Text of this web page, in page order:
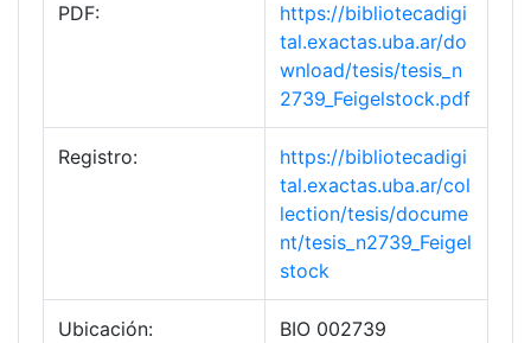
PDF:
https://bibliotecadigi
tal.exactas.uba.ar/do
wnload/tesis/tesis_n
2739_Feigelstock.pdf
Registro:
https://bibliotecadigi
tal.exactas.uba.ar/col
lection/tesis/docume
nt/tesis_n2739_Feigel
stock
Ubicación: BIO 002739